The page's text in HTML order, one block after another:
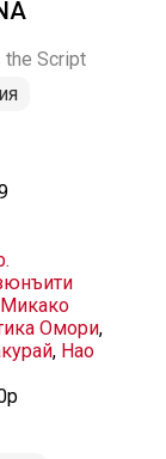
the Script
Микако
Омори,
, Нао